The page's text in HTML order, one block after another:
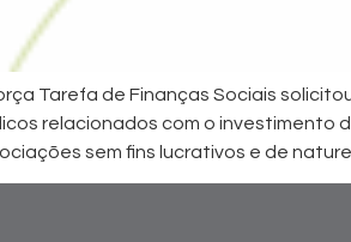
Tarefa de Finanças Sociais
relacionados com o investimento
sem fins lucrativos e de